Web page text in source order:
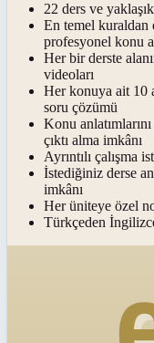
22 ders ve
En temel kuraldan
profesyonel konu
Her bir derste
videoları
Her konuya ait 10
soru çözümü
Konu
çıktı alma imkânı
Ayrıntılı çalışma
İstediğiniz derse
imkânı
Her üniteye özel
Türkçeden